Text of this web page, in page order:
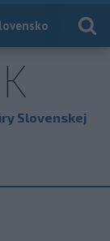
Slovenskej